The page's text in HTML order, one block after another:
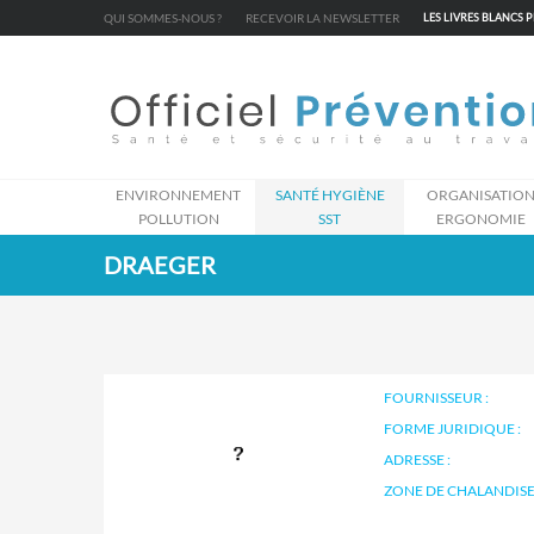
QUI SOMMES-NOUS ? RECEVOIR LA NEWSLETTER LES LIVRES BLANCS
ENVIRONNEMENT
POLLUTION
SANTÉ HYGIÈNE
SST
ORGANISATION
ERGONOMIE
DRAEGER
FOURNISSEUR :
FORME JURIDIQUE :
ADRESSE :
ZONE DE
Cookies management panel